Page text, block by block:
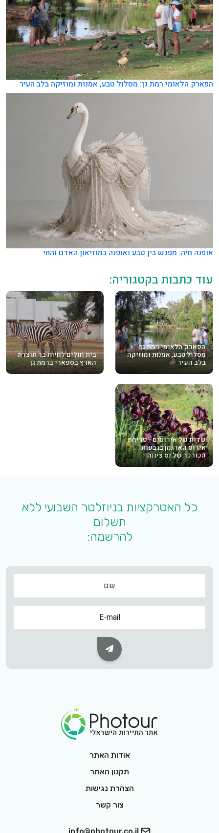
הפארק הלאומי רמת גן: מסלול טבע, אמנות ומוזיקה בלב העיר
אופנה חיה: מפגש בין טבע ואופנה במוזיאון האדם והחי
עוד כתבות בקטגוריה:
הפארק הלאומי רמת גן:
מסלול טבע, אמנות ומוזיקה
בלב העיר
בית חולים לחיות בר תוצרת
הארץ בספארי ברמת גן
שדות של אירוסים - פריחת
אירוס הארגמן בגבעות
הכורכר של נס ציונה
כל האטרקציות בניוזלטר השבועי ללא
תשלום
להרשמה:
שם
שם
Subscribe Button
אודות האתר
תקנון האתר
הצהרת נגישות
צור קשר